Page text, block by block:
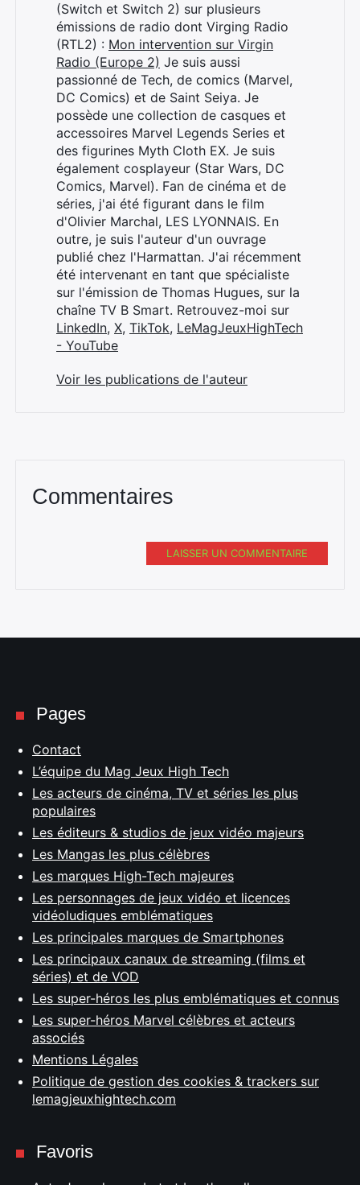
(Switch et Switch 2) sur plusieurs
émissions de radio dont Virging Radio
(RTL2) : Mon intervention sur Virgin
Radio (Europe 2) Je suis aussi
passionné de Tech, de comics (Marvel,
DC Comics) et de Saint Seiya. Je
possède une collection de casques et
accessoires Marvel Legends Series et
des figurines Myth Cloth EX. Je suis
également cosplayeur (Star Wars, DC
Comics, Marvel). Fan de cinéma et de
séries, j'ai été figurant dans le film
d'Olivier Marchal, LES LYONNAIS. En
outre, je suis l'auteur d'un ouvrage
publié chez l'Harmattan. J'ai récemment
été intervenant en tant que spécialiste
sur l'émission de Thomas Hugues, sur la
chaîne TV B Smart. Retrouvez-moi sur
LinkedIn, X, TikTok, LeMagJeuxHighTech
- YouTube
Voir les publications de l'auteur
Commentaires
LAISSER UN COMMENTAIRE
Pages
Contact
L’équipe du Mag Jeux High Tech
Les acteurs de cinéma, TV et séries les plus
populaires
Les éditeurs & studios de jeux vidéo majeurs
Les Mangas les plus célèbres
Les marques High-Tech majeures
Les personnages de jeux vidéo et licences
vidéoludiques emblématiques
Les principales marques de Smartphones
Les principaux canaux de streaming (films et
séries) et de VOD
Les super-héros les plus emblématiques et connus
Les super-héros Marvel célèbres et acteurs
associés
Mentions Légales
Politique de gestion des cookies & trackers sur
lemagjeuxhightech.com
Favoris